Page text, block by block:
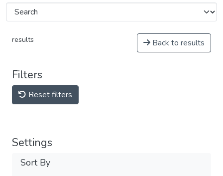
results Back to results
Filters
Reset filters
Settings
Sort By